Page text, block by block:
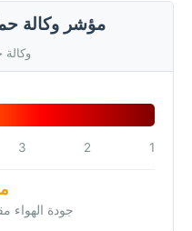
مؤشر وكالة
وكالة
1
2
3
جودة الهواء